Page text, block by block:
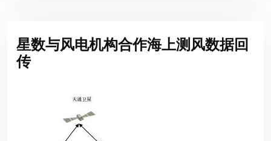
星数与风电机构合作海上测风数据回
传